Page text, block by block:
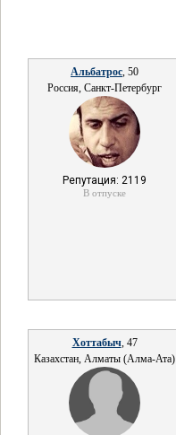
Альбатрос, 50
Россия, Санкт-Петербург
Репутация: 2119
В отпуске
Хоттабыч, 47
Казахстан, Алматы (Алма-Ата)